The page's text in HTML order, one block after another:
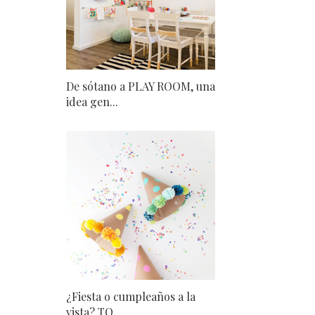
De sótano a PLAY ROOM, una
idea gen...
¿Fiesta o cumpleaños a la
vista? TO...